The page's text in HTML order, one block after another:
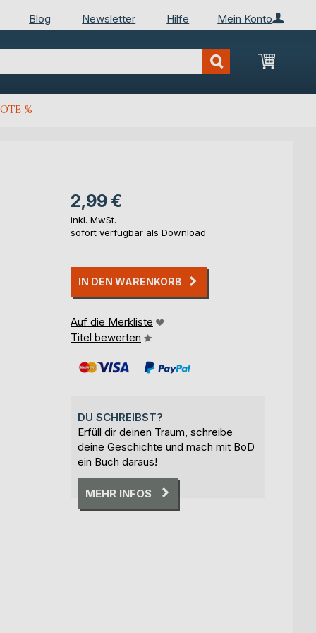
Mein Konto
Blog Newsletter Hilfe
Mein
%
2,99 €
inkl. MwSt.
sofort verfügbar als Download
IN DEN WARENKORB
Auf die Merkliste
Titel bewerten
DU SCHREIBST?
Erfüll dir deinen Traum, schreibe
deine Geschichte und mach mit BoD
ein Buch daraus!
MEHR INFOS